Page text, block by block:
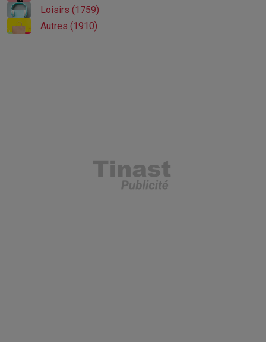
Loisirs (1759)
Autres (1910)